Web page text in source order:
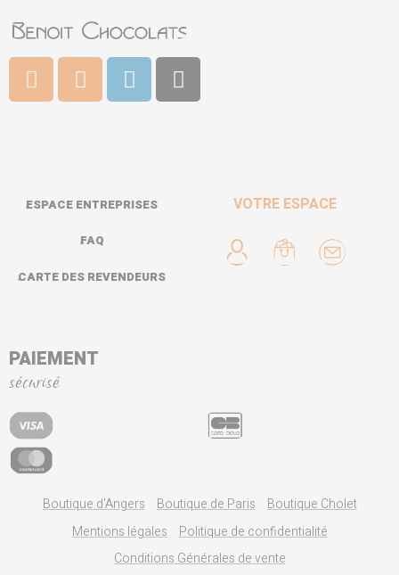
ESPACE ENTREPRISES
FAQ
CARTE DES REVENDEURS
VOTRE ESPACE
PAIEMENT
sécurisé
Boutique d'Angers Boutique de Paris
Boutique Cholet
Mentions légales
Politique de confidentialité
Conditions Générales de vente